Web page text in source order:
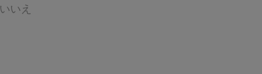
いいえ